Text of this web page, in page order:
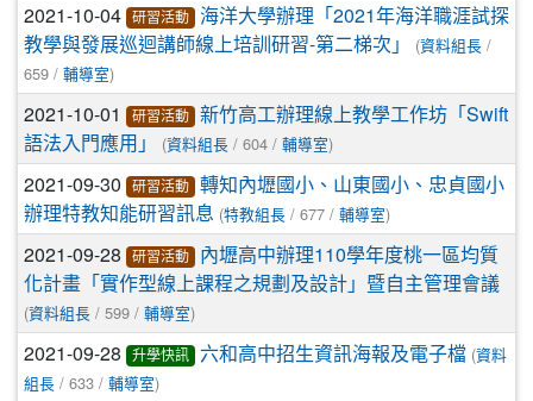
2021-10-04 研習活動
海洋大學辦理「2021年海洋職涯試探
教學與發展巡迴講師線上培訓研習-第二梯次」
(資料組長 /
659 / 輔導室)
2021-10-01 研習活動
新竹高工辦理線上教學工作坊「Swift
語法入門應用」
(資料組長 / 604 / 輔導室)
2021-09-30 研習活動
轉知內壢國小、山東國小、忠貞國小
辦理特教知能研習訊息 (特教組長 / 677 / 輔導室)
2021-09-28 研習活動
內壢高中辦理110學年度桃一區均質
化計畫「實作型線上課程之規劃及設計」暨自主管理會議
(資料組長 / 599 / 輔導室)
2021-09-28 升學快訊 六和高中招生資訊海報及電子檔 (資料
組長 / 633 / 輔導室)